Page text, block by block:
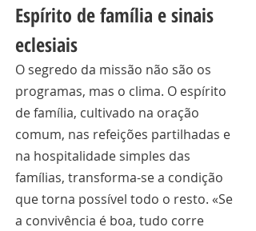
Espírito de família e sinais
eclesiais
O segredo da missão não são os
programas, mas o clima. O espírito
de família, cultivado na oração
comum, nas refeições partilhadas e
na hospitalidade simples das
famílias, transforma-se a condição
que torna possível todo o resto. «Se
a convivência é boa, tudo corre